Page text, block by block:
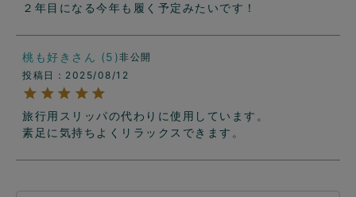
２年目になる今年も履く予定みたいです！
桃も好き 5 非公開
投稿日
2025/08/12
旅行用スリッパの代わりに使用しています。
素足に気持ちよくリラックスできます。